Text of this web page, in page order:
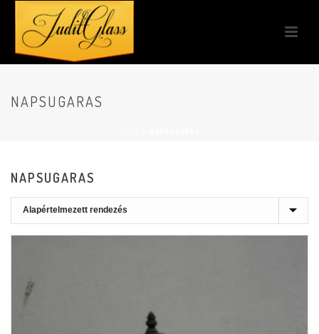
NAPSUGARAS
NAPSUGARAS